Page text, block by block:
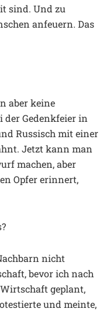
sind. Und zu
anfeuern. Das
aber keine
der Gedenkfeier in
Russisch mit einer
Jetzt kann man
machen, aber
Opfer erinnert,
nicht
bevor ich nach
geplant,
und meinte,